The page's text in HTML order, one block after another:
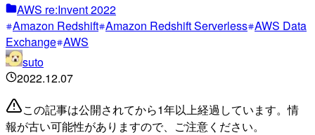
AWS re:Invent 2022
Amazon Redshift Amazon Redshift Serverless AWS Data
Exchange AWS
suto
2022.12.07
この記事は公開されてから1年以上経過しています。情
報が古い可能性がありますので、ご注意ください。